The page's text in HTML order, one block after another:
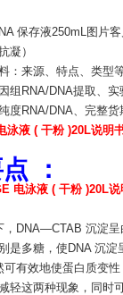
保存液250mL图片
凝）
：来源、特点、类型
组RNA/DNA提取、实
度RNA/DNA、完整货
泳液 ( 干粉 )20L说明
：
电泳液 ( 干粉 )20L说
，DNA—CTAB 沉淀
是多糖，使DNA 沉
可有效地使蛋白质变
轻这两种现象，同时